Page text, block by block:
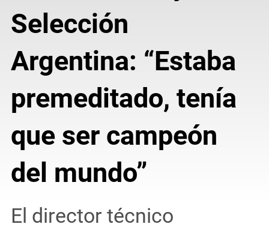
Selección
Argentina: “Estaba
premeditado, tenía
que ser campeón
del mundo”
El director técnico